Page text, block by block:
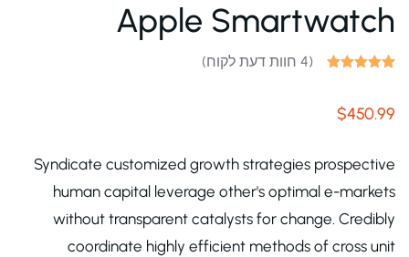
Apple Smartwatch
מבוסס על
(
4 חוות דעת לקוח)
$450.99
Syndicate customized growth strategies prospective
human capital leverage other's optimal e-markets
without transparent catalysts for change. Credibly
coordinate highly efficient methods of cross unit